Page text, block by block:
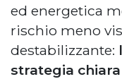
ed energetica
rischio meno
destabilizzante:
strategia